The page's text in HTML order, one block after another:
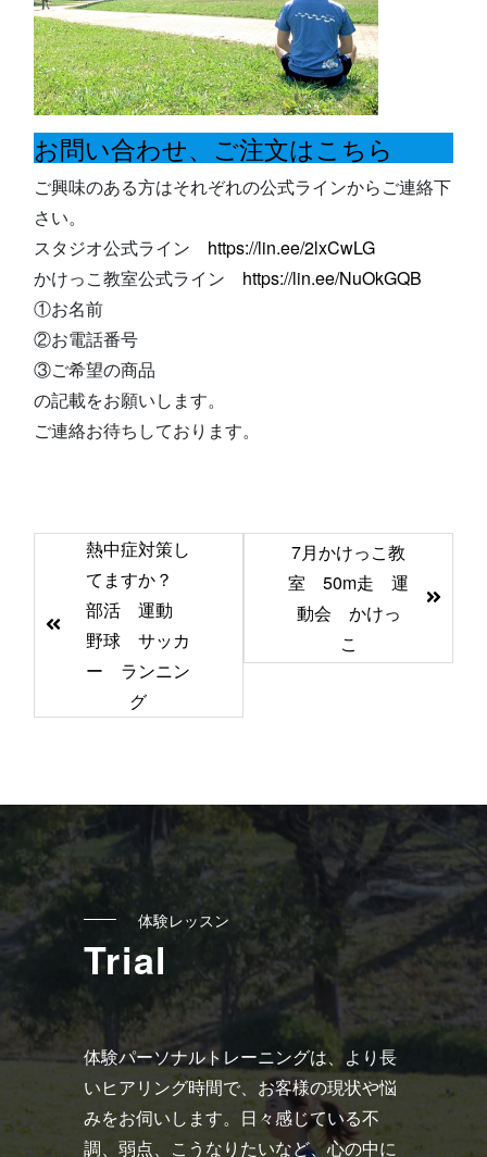
お問い合わせ、ご注文はこちら
ご興味のある方はそれぞれの公式ラインからご連絡下
さい。
スタジオ公式ライン https://lin.ee/2lxCwLG
かけっこ教室公式ライン https://lin.ee/NuOkGQB
①お名前
②お電話番号
③ご希望の商品
の記載をお願いします。
ご連絡お待ちしております。
の
へ
ン
ク
熱中症対策し
てますか？
部活 運動
野球 サッカ
ー ランニン
グ
7月かけっこ教
室 50m走 運
動会 かけっ
こ
体験レッスン
Trial
体験パーソナルトレーニングは、より長
いヒアリング時間で、お客様の現状や悩
みをお伺いします。日々感じている不
調、弱点、こうなりたいなど、心の中に